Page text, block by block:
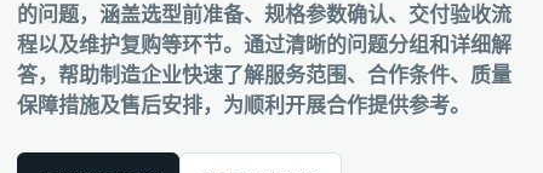
的问题，涵盖选型前准备、规格参数确认、交付验收流
程以及维护复购等环节。通过清晰的问题分组和详细解
答，帮助制造企业快速了解服务范围、合作条件、质量
保障措施及售后安排，为顺利开展合作提供参考。